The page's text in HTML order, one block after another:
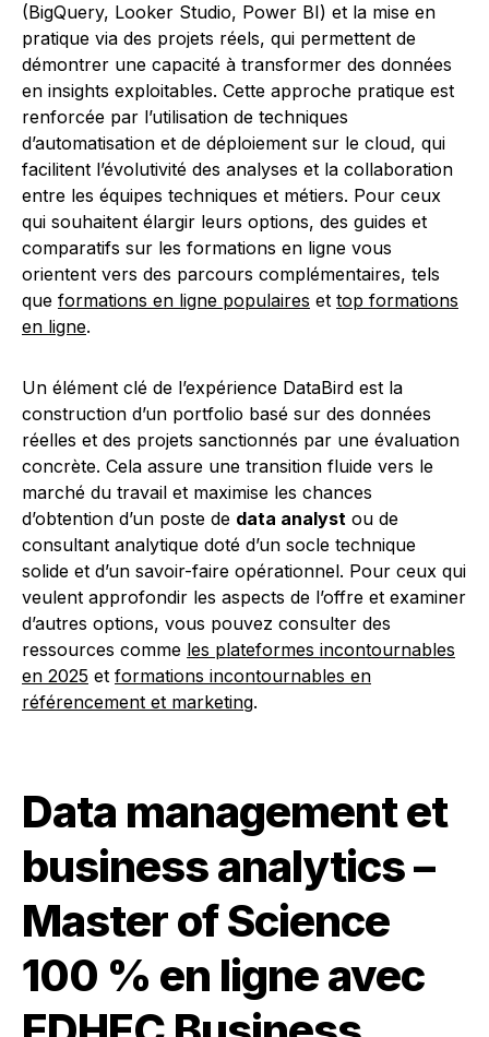
(BigQuery, Looker Studio, Power BI) et la mise en
pratique via des projets réels, qui permettent de
démontrer une capacité à transformer des données
en insights exploitables. Cette approche pratique est
renforcée par l’utilisation de techniques
d’automatisation et de déploiement sur le cloud, qui
facilitent l’évolutivité des analyses et la collaboration
entre les équipes techniques et métiers. Pour ceux
qui souhaitent élargir leurs options, des guides et
comparatifs sur les formations en ligne vous
orientent vers des parcours complémentaires, tels
que formations en ligne populaires et top formations
en ligne.
Un élément clé de l’expérience DataBird est la
construction d’un portfolio basé sur des données
réelles et des projets sanctionnés par une évaluation
concrète. Cela assure une transition fluide vers le
marché du travail et maximise les chances
d’obtention d’un poste de data analyst ou de
consultant analytique doté d’un socle technique
solide et d’un savoir-faire opérationnel. Pour ceux qui
veulent approfondir les aspects de l’offre et examiner
d’autres options, vous pouvez consulter des
ressources comme les plateformes incontournables
en 2025 et formations incontournables en
référencement et marketing.
Data management et
business analytics –
Master of Science
100 % en ligne avec